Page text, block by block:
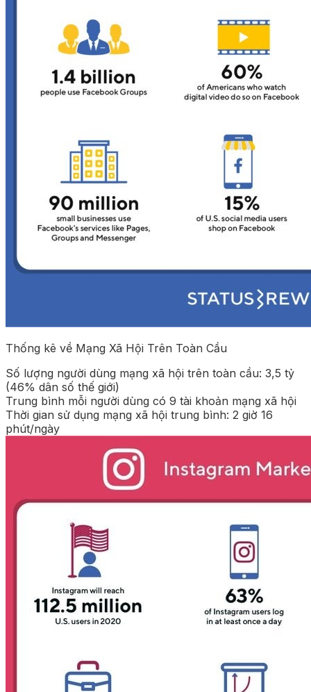
Thống kê về Mạng Xã Hội Trên Toàn Cầu
Số lượng người dùng mạng xã hội trên toàn cầu: 3,5 tỷ
(46% dân số thế giới)
Trung bình mỗi người dùng có 9 tài khoản mạng xã hội
Thời gian sử dụng mạng xã hội trung bình: 2 giờ 16
phút/ngày